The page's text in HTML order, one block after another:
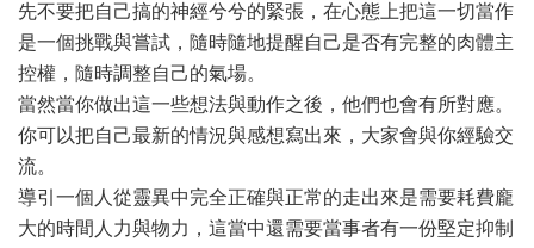
先不要把自己搞的神經兮兮的緊張，在心態上把這一切當作
是一個挑戰與嘗試，隨時隨地提醒自己是否有完整的肉體主
控權，隨時調整自己的氣場。
當然當你做出這一些想法與動作之後，他們也會有所對應。
你可以把自己最新的情況與感想寫出來，大家會與你經驗交
流。
導引一個人從靈異中完全正確與正常的走出來是需要耗費龐
大的時間人力與物力，這當中還需要當事者有一份堅定抑制